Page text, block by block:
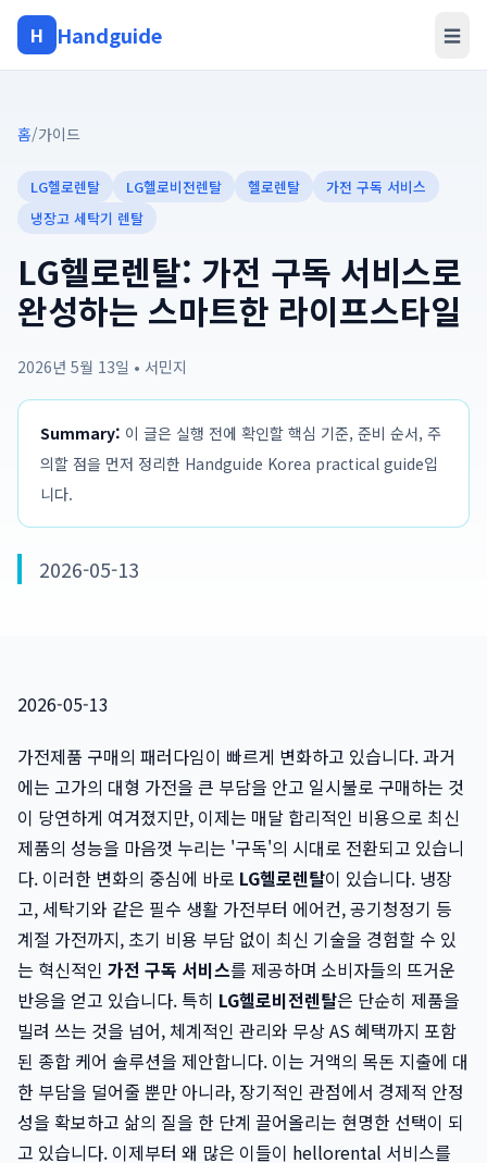
H Handguide ☰
홈/가이드
LG헬로렌탈 LG헬로비전렌탈 헬로렌탈
가전 구독 서비스
냉장고 세탁기 렌탈
LG헬로렌탈: 가전 구독 서비스로
완성하는 스마트한 라이프스타일
2026년 5월 13일 • 서민지
Summary: 이 글은 실행 전에 확인할 핵심 기준, 준비 순서, 주
의할 점을 먼저 정리한 Handguide Korea practical guide입
니다.
2026-05-13
2026-05-13
가전제품 구매의 패러다임이 빠르게 변화하고 있습니다. 과거
에는 고가의 대형 가전을 큰 부담을 안고 일시불로 구매하는 것
이 당연하게 여겨졌지만, 이제는 매달 합리적인 비용으로 최신
제품의 성능을 마음껏 누리는 '구독'의 시대로 전환되고 있습니
다. 이러한 변화의 중심에 바로 LG헬로렌탈이 있습니다. 냉장
고, 세탁기와 같은 필수 생활 가전부터 에어컨, 공기청정기 등
계절 가전까지, 초기 비용 부담 없이 최신 기술을 경험할 수 있
는 혁신적인 가전 구독 서비스를 제공하며 소비자들의 뜨거운
반응을 얻고 있습니다. 특히 LG헬로비전렌탈은 단순히 제품을
빌려 쓰는 것을 넘어, 체계적인 관리와 무상 AS 혜택까지 포함
된 종합 케어 솔루션을 제안합니다. 이는 거액의 목돈 지출에 대
한 부담을 덜어줄 뿐만 아니라, 장기적인 관점에서 경제적 안정
성을 확보하고 삶의 질을 한 단계 끌어올리는 현명한 선택이 되
고 있습니다. 이제부터 왜 많은 이들이 hellorental 서비스를